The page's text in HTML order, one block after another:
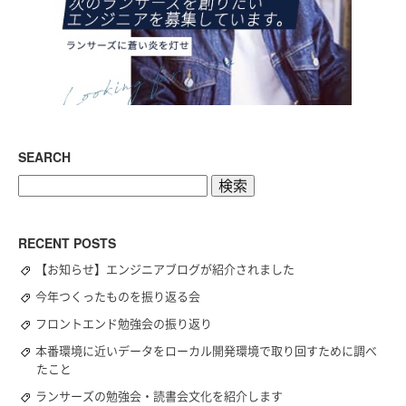
SEARCH
RECENT POSTS
【お知らせ】エンジニアブログが紹介されました
今年つくったものを振り返る会
フロントエンド勉強会の振り返り
本番環境に近いデータをローカル開発環境で取り回すために調べ
たこと
ランサーズの勉強会・読書会文化を紹介します